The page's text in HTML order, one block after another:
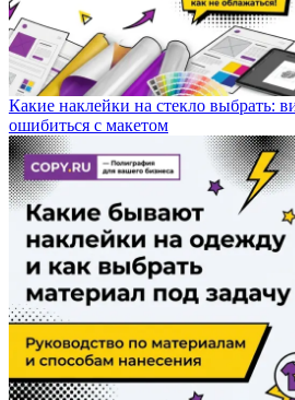
Какие наклейки на стекло выбрать:
ошибиться с макетом